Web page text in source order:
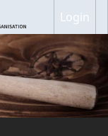
Login